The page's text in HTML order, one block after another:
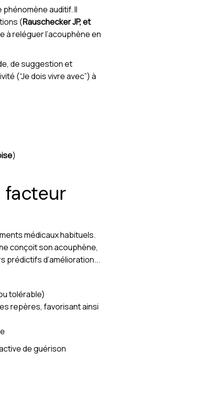
auditif. Il
(Rauschecker JP, et
à reléguer l’acouphène en
de suggestion et
(“Je dois vivre avec”) à
)
facteur
médicaux habituels.
conçoit son acouphène,
prédictifs d’amélioration...
tolérable)
repères, favorisant ainsi
de guérison